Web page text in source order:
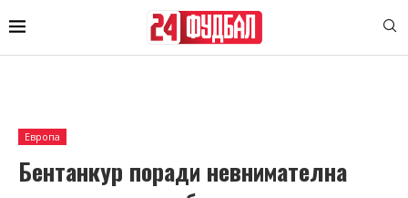
Европа
Бентанкур поради невнимателна